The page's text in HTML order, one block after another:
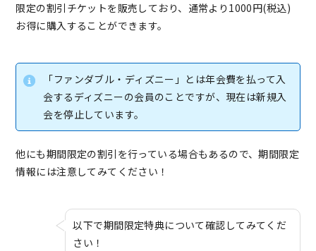
限定の割引チケットを販売しており、通常より1000円(税込)
お得に購入することができます。
「ファンダブル・ディズニー」とは年会費を払って入
会するディズニーの会員のことですが、現在は新規入
会を停止しています。
他にも期間限定の割引を行っている場合もあるので、期間限定
情報には注意してみてください！
以下で期間限定特典について確認してみてくだ
さい！